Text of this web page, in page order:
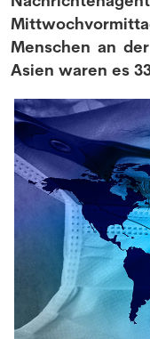
Menschen an
Asien waren es